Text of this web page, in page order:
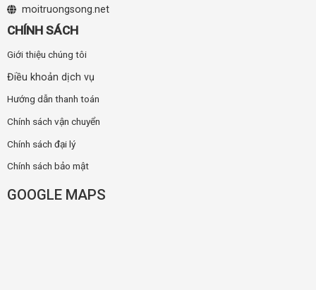
moitruongsong.net
CHÍNH SÁCH
Giới thiệu chúng tôi
Điều khoản dịch vụ
Hướng dẫn thanh toán
Chính sách vận chuyển
Chính sách đại lý
Chính sách bảo mật
GOOGLE MAPS